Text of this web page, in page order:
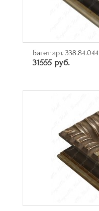
Багет арт. 338.84.044
31555 руб.